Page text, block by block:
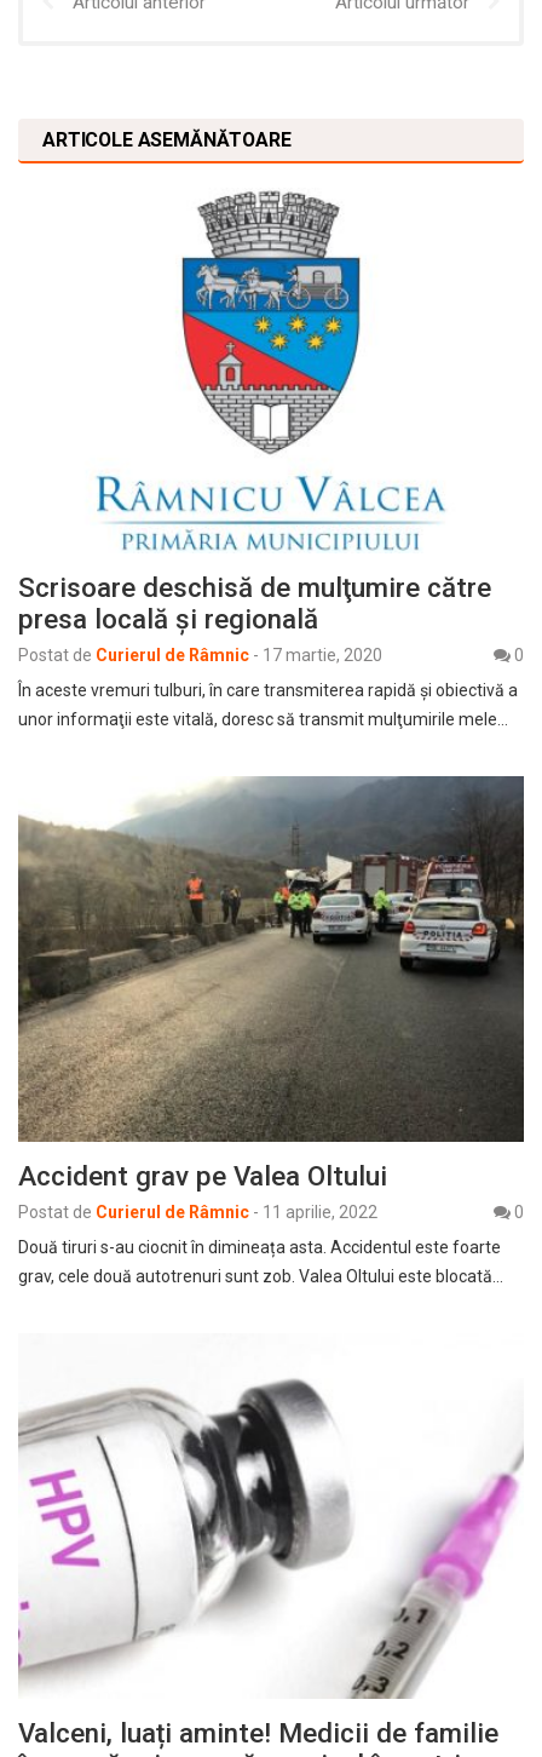
ARTICOLE ASEMĂNĂTOARE
Scrisoare deschisă de mulţumire către
presa locală şi regională
Postat de Curierul de Râmnic - 17 martie, 2020
0
În aceste vremuri tulburi, în care transmiterea rapidă şi obiectivă a
unor informaţii este vitală, doresc să transmit mulţumirile mele…
Accident grav pe Valea Oltului
Postat de Curierul de Râmnic - 11 aprilie, 2022
0
Două tiruri s-au ciocnit în dimineața asta. Accidentul este foarte
grav, cele două autotrenuri sunt zob. Valea Oltului este blocată…
Valceni, luați aminte! Medicii de familie